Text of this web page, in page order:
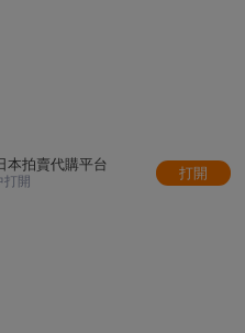
本拍賣代購平台
打開
打開